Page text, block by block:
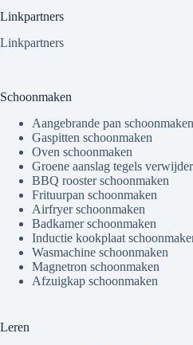
Linkpartners
Linkpartners
Schoonmaken
Aangebrande pan schoonmaken
Gaspitten schoonmaken
Oven schoonmaken
Groene aanslag tegels
BBQ rooster schoonmaken
Frituurpan schoonmaken
Airfryer schoonmaken
Badkamer schoonmaken
Inductie kookplaat
Wasmachine schoonmaken
Magnetron schoonmaken
Afzuigkap schoonmaken
Leren